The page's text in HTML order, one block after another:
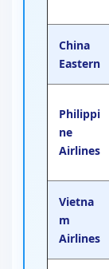
China
Eastern
Philippi
ne
Airlines
Vietna
m
Airlines